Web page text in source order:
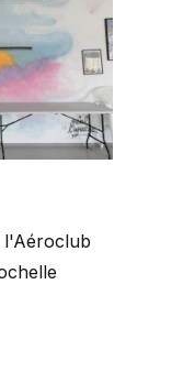
l'Aéroclub